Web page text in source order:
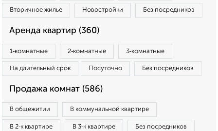
Вторичное жилье Новостройки Без посредников
Аренда квартир (360)
1‑комнатные 2‑комнатные 3‑комнатные
На длительный срок Посуточно Без посредников
Продажа комнат (586)
В общежитии В коммунальной квартире
В 2‑к квартире В 3‑к квартире Без посредников